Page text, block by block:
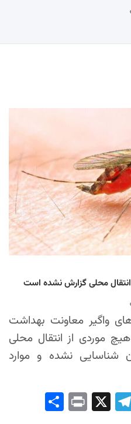
محلی گزارش نشده است
واگیر معاونت بهداشت
موردی از انتقال محلی
شناسایی نشده و موارد
Yah
Tel
Pri